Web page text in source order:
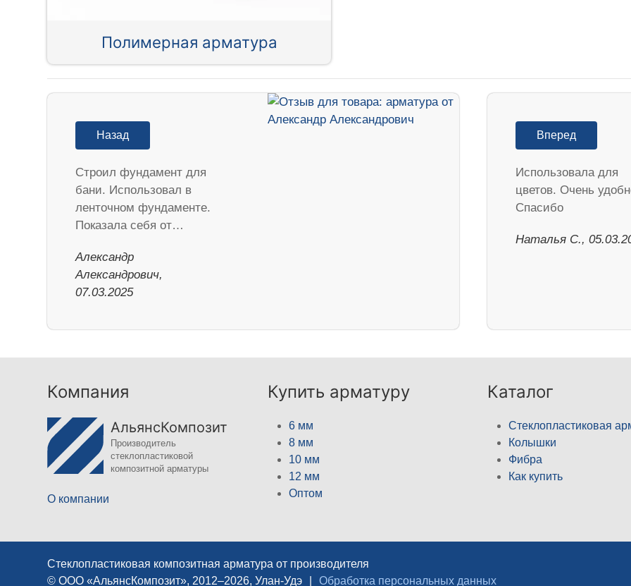
Полимерная арматура
Назад
Строил фундамент для
бани. Использовал в
ленточном фундаменте.
Показала себя от…
Александр
Александрович,
07.03.2025
Вперед
Использовала для
цветов. Очень
Спасибо
Наталья С.,
Компания
АльянсКомпозит
Производитель
стеклопластиковой
композитной арматуры
О компании
Купить арматуру
6 мм
8 мм
10 мм
12 мм
Оптом
Каталог
Стеклопластиковая
Колышки
Фибра
Как купить
Стеклопластиковая композитная арматура от производителя
© ООО «АльянсКомпозит», 2012–2026, Улан-Удэ
Обработка персональных данных